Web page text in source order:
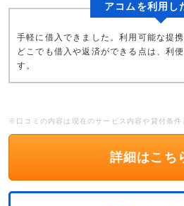
アコムを利用し
手軽に借入できました。利用可能な提
どこでも借入や返済ができる点は、利
す。
※口コミの内容は現在のサービス内容や貸付条件
詳細はこち